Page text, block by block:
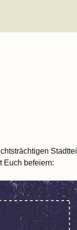
Stadtteil
Euch befeiern: